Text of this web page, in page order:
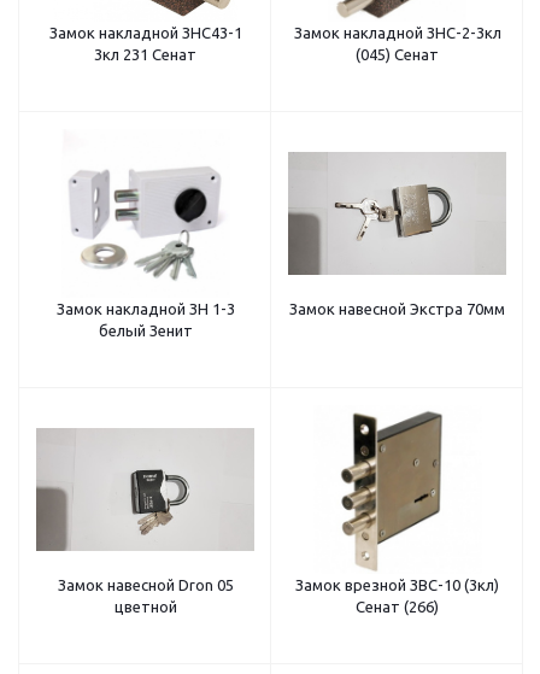
Замок накладной ЗНС43-1
3кл 231 Сенат
Замок накладной ЗНС-2-3кл
(045) Сенат
Замок накладной ЗН 1-3
белый Зенит
Замок навесной Экстра 70мм
Замок навесной Dron 05
цветной
Замок врезной ЗВС-10 (3кл)
Сенат (266)